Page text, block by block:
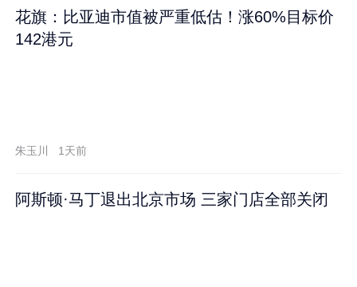
花旗：比亚迪市值被严重低估！涨60%目标价
142港元
朱玉川 1天前
阿斯顿·马丁退出北京市场 三家门店全部关闭